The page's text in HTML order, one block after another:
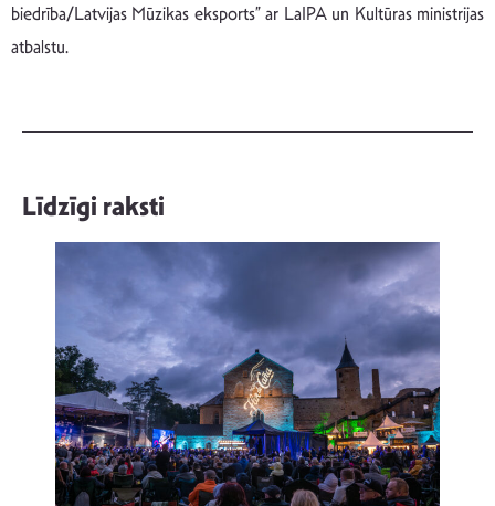
biedrība/Latvijas Mūzikas eksports” ar LaIPA un Kultūras ministrijas
atbalstu.
Līdzīgi raksti